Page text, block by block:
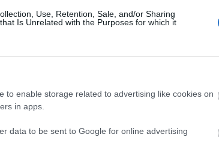
Use, Retention, Sale, and/or Sharing
Is Unrelated with the Purposes for which it
to enable storage related to advertising like cookies on
in apps.
data to be sent to Google for online advertising
A
A
Az
Tíz
Tíz